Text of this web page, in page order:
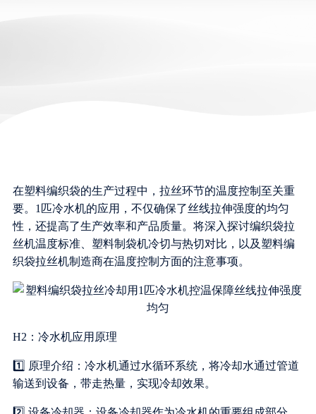
在塑料编织袋的生产过程中，拉丝环节的温度控制至关重
要。1匹冷水机的应用，不仅确保了丝线拉伸强度的均匀
性，还提高了生产效率和产品质量。将深入探讨编织袋拉
丝机温度标准、塑料制袋机冷切与热切对比，以及塑料编
织袋拉丝机制造商在温度控制方面的注意事项。
H2：冷水机应用原理
1️⃣ 原理介绍：冷水机通过水循环系统，将冷却水通过管道
输送到设备，带走热量，实现冷却效果。